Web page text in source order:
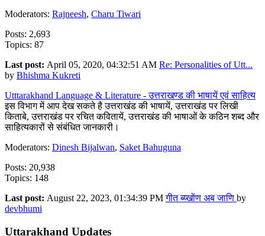
Moderators: Rajneesh, Charu Tiwari
Posts: 2,693
Topics: 87
Last post: April 05, 2020, 04:32:51 AM Re: Personalities of Utt...
by Bhishma Kukreti
Utttarakhand Language & Literature - उत्तराखण्ड की भाषायें एवं साहित्य
इस विभाग में आप देख सकते है उत्तराखंड की भाषायें, उत्तराखंड पर लिखी
किताबे, उत्तराखंड पर रचित कवितायें, उत्तराखंड की भाषाओं के कठिन शब्द और
साहित्यकारों से संबंधित जानकारी।
Moderators: Dinesh Bijalwan, Saket Bahuguna
Posts: 20,938
Topics: 148
Last post: August 22, 2023, 01:34:39 PMगीत ब्य्खोंण अब जाणि by
devbhumi
Uttarakhand Updates